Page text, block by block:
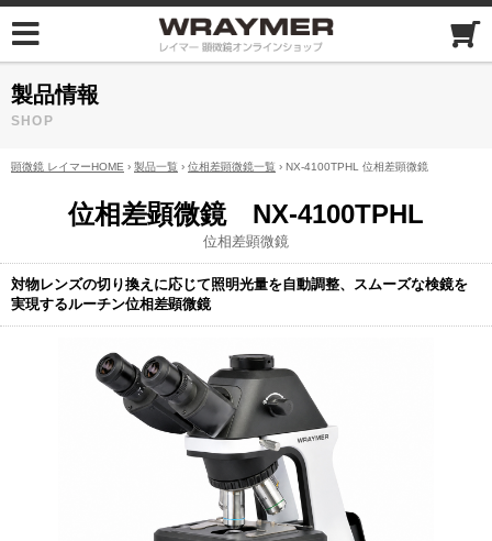
製品情報
SHOP
顕微鏡 レイマーHOME › 製品一覧 › 位相差顕微鏡一覧 › NX-4100TPHL 位相差顕微鏡
位相差顕微鏡 NX-4100TPHL
位相差顕微鏡
対物レンズの切り換えに応じて照明光量を自動調整、スムーズな検鏡を
実現するルーチン位相差顕微鏡